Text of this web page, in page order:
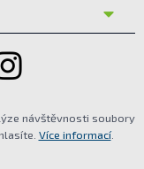
návštěvnosti soubory
Více informací.